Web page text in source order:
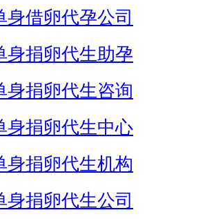
身借卵代孕公司
身捐卵代生助孕
身捐卵代生咨询
身捐卵代生中心
身捐卵代生机构
身捐卵代生公司